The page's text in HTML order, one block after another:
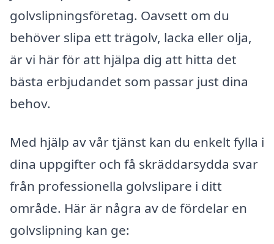
golvslipningsföretag. Oavsett om du
behöver slipa ett trägolv, lacka eller olja,
är vi här för att hjälpa dig att hitta det
bästa erbjudandet som passar just dina
behov.
Med hjälp av vår tjänst kan du enkelt fylla i
dina uppgifter och få skräddarsydda svar
från professionella golvslipare i ditt
område. Här är några av de fördelar en
golvslipning kan ge: